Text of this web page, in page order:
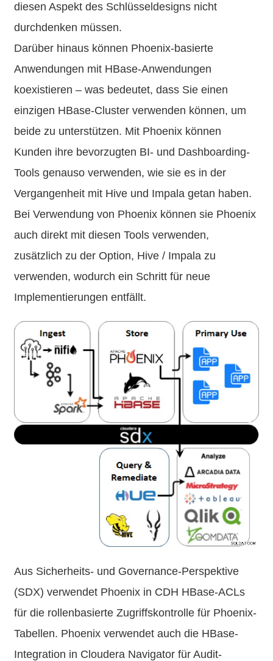
diesen Aspekt des Schlüsseldesigns nicht
durchdenken müssen.
Darüber hinaus können Phoenix-basierte
Anwendungen mit HBase-Anwendungen
koexistieren – was bedeutet, dass Sie einen
einzigen HBase-Cluster verwenden können, um
beide zu unterstützen. Mit Phoenix können
Kunden ihre bevorzugten BI- und Dashboarding-
Tools genauso verwenden, wie sie es in der
Vergangenheit mit Hive und Impala getan haben.
Bei Verwendung von Phoenix können sie Phoenix
auch direkt mit diesen Tools verwenden,
zusätzlich zu der Option, Hive / Impala zu
verwenden, wodurch ein Schritt für neue
Implementierungen entfällt.
Aus Sicherheits- und Governance-Perspektive
(SDX) verwendet Phoenix in CDH HBase-ACLs
für die rollenbasierte Zugriffskontrolle für Phoenix-
Tabellen. Phoenix verwendet auch die HBase-
Integration in Cloudera Navigator für Audit-